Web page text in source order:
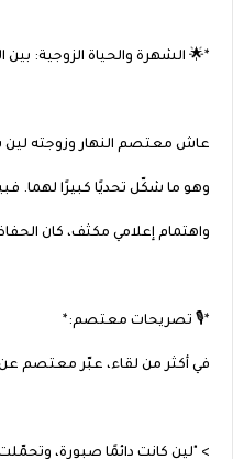
*🌟 الشهرة والحياة الزوجية:
عاش معتصم النهار وزوجته لين
وهو ما شكّل تحديًا كبيرًا لهما.
واهتمام إعلامي مكثف، كان
*🎙️ تصريحات معتصم:*
في أكثر من لقاء، عبّر معتصم عن
> "لين كانت دائمًا صبورة،